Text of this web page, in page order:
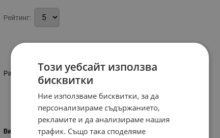
Рейтинг:
Размер: 8 мм
Характеристики
Вид на ключа
Този уебсайт използва
бисквитки
Ние използваме бисквитки, за да
персонализираме съдържанието,
рекламите и да анализираме нашия
трафик. Също така споделяме